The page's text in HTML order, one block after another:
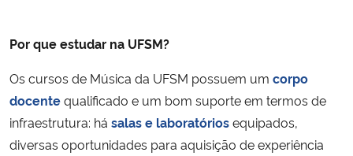
Por que estudar na UFSM?
Os cursos de Música da UFSM possuem um corpo
docentequalificado e um bom suporte em termos de
infraestrutura: há salas e laboratóriosequipados,
diversas oportunidades para aquisição de experiência